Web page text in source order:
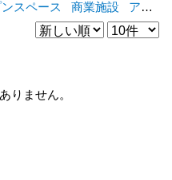
スペース 商業施設
アパ
エネルギー
新型コロ
コンバージョン
都市再生
りません。